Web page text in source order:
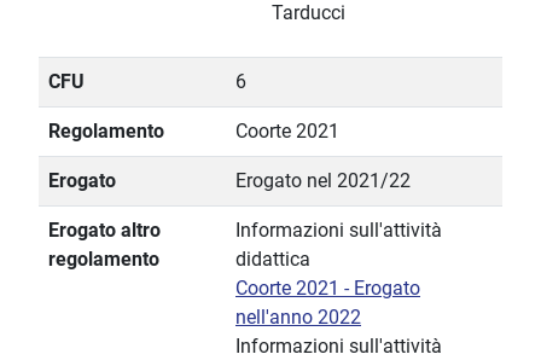
Tarducci
CFU 6
Regolamento Coorte 2021
Erogato Erogato nel 2021/22
Erogato altro
regolamento
Informazioni sull'attività
didattica
Coorte 2021 - Erogato
nell'anno 2022
Informazioni sull'attività